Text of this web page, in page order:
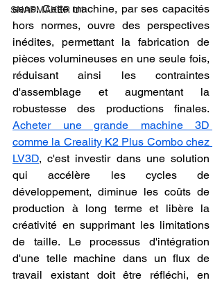
SNAPMAKER U1
sens. Cette machine, par ses capacités
hors normes, ouvre des perspectives
inédites, permettant la fabrication de
pièces volumineuses en une seule fois,
réduisant ainsi les contraintes
d'assemblage et augmentant la
Acheter une grande machine 3D
comme la Creality K2 Plus Combo chez
LV3D, c'est investir dans une solution
qui accélère les cycles de
développement, diminue les coûts de
production à long terme et libère la
créativité en supprimant les limitations
de taille. Le processus d'intégration
d'une telle machine dans un flux de
travail existant doit être réfléchi, en